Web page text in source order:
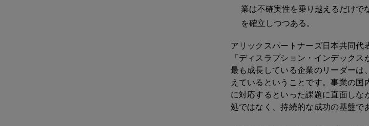
業は不確実性を乗り越えるだけで
を確立しつつある。
アリックスパートナーズ日本共同代
「ディスラプション・インデック
最も成長している企業のリーダー
えているということです。事業の
に対応するといった課題に直面し
処ではなく、持続的な成功の基盤で